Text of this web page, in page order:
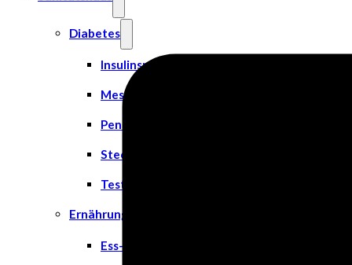
Diabetes
Insulinspritzen
Messgeräte
Pen Nadeln
Stechhilfen
Teststreifen
Ernährung & Trinkhilfen
Ess- und Trinkhilfen